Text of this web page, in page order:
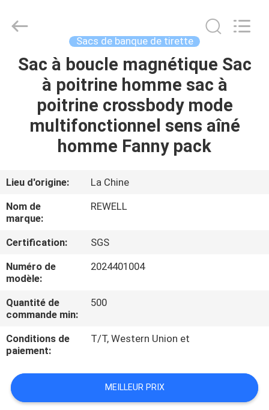
MAISON
PRODUITS
DE
NOUS
VISITE
D'USINE
CONTRÔLE
DE
QUALITÉ
PLAN
DU
Group
Limited.
Reserved.
Developed
Sacs de banque de tirette
Sac à boucle magnétique Sac
à poitrine homme sac à
poitrine crossbody mode
multifonctionnel sens aîné
homme Fanny pack
Lieu d'origine:
La Chine
Nom de
marque:
REWELL
Certification:
SGS
Numéro de
modèle:
2024401004
Quantité de
commande min:
500
Conditions de
paiement:
T/T, Western Union et
MEILLEUR PRIX